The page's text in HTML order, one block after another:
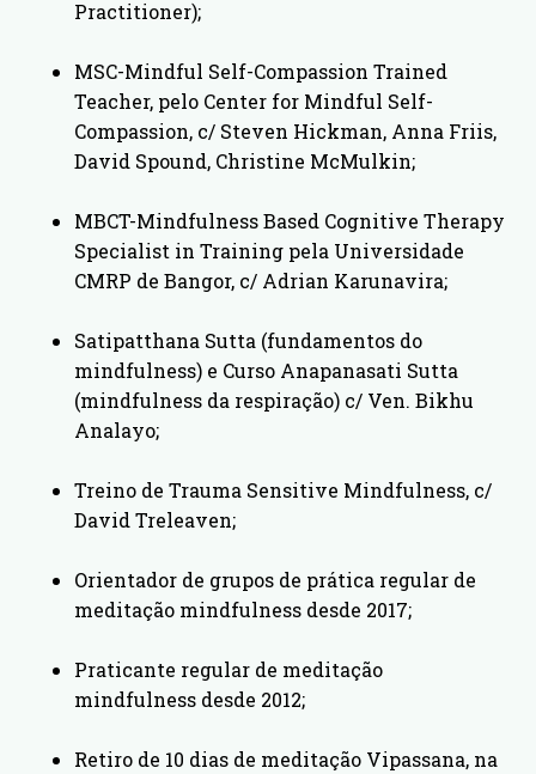
Practitioner);
MSC-Mindful Self-Compassion Trained
Teacher, pelo Center for Mindful Self-
Compassion, c/ Steven Hickman, Anna Friis,
David Spound, Christine McMulkin;
MBCT-Mindfulness Based Cognitive Therapy
Specialist in Training pela Universidade
CMRP de Bangor, c/ Adrian Karunavira;
Satipatthana Sutta (fundamentos do
mindfulness) e Curso Anapanasati Sutta
(mindfulness da respiração) c/ Ven. Bikhu
Analayo;
Treino de Trauma Sensitive Mindfulness, c/
David Treleaven;
Orientador de grupos de prática regular de
meditação mindfulness desde 2017;
Praticante regular de meditação
mindfulness desde 2012;
Retiro de 10 dias de meditação Vipassana, na